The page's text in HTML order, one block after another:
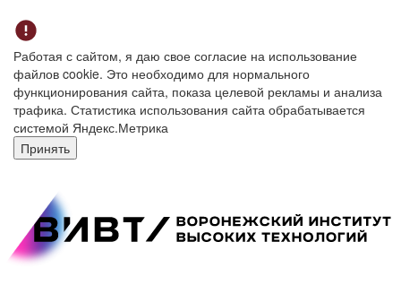
Работая с сайтом, я даю свое согласие на использование
файлов cookie. Это необходимо для нормального
функционирования сайта, показа целевой рекламы и анализа
трафика. Статистика использования сайта обрабатывается
системой Яндекс.Метрика
Принять